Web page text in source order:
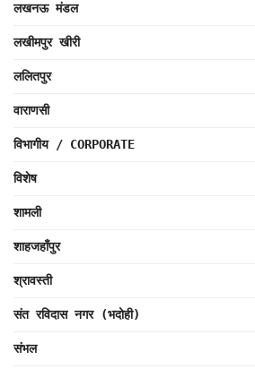
लखनऊ मंडल
लखीमपुर खीरी
ललितपुर
वाराणसी
विभागीय / CORPORATE
विशेष
शामली
शाहजहाँपुर
श्रावस्ती
संत रविदास नगर (भदोही)
संभल